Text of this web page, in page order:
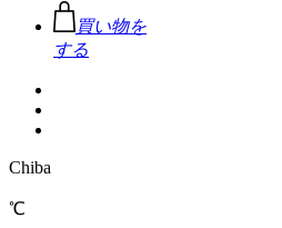
買い物を
する
Chiba
℃